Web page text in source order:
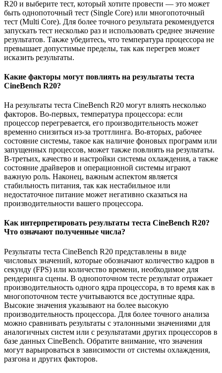
R20 и выберите тест, который хотите провести — это может
быть однопоточный тест (Single Core) или многопоточный
тест (Multi Core). Для более точного результата рекомендуется
запускать тест несколько раз и использовать среднее значение
результатов. Также убедитесь, что температура процессора не
превышает допустимые пределы, так как перегрев может
исказить результаты.
Какие факторы могут повлиять на результаты теста
CineBench R20?
На результаты теста CineBench R20 могут влиять несколько
факторов. Во-первых, температура процессора: если
процессор перегревается, его производительность может
временно снизиться из-за троттлинга. Во-вторых, рабочее
состояние системы, такое как наличие фоновых программ или
запущенных процессов, может также повлиять на результаты.
В-третьих, качество и настройки системы охлаждения, а также
состояние драйверов и операционной системы играют
важную роль. Наконец, важным аспектом является
стабильность питания, так как нестабильное или
недостаточное питание может негативно сказаться на
производительности вашего процессора.
Как интерпретировать результаты теста CineBench R20?
Что означают полученные числа?
Результаты теста CineBench R20 представлены в виде
числовых значений, которые обозначают количество кадров в
секунду (FPS) или количество времени, необходимое для
рендеринга сцены. В однопоточном тесте результат отражает
производительность одного ядра процессора, в то время как в
многопоточном тесте учитываются все доступные ядра.
Высокие значения указывают на более высокую
производительность процессора. Для более точного анализа
можно сравнивать результаты с эталонными значениями для
аналогичных систем или с результатами других процессоров в
базе данных CineBench. Обратите внимание, что значения
могут варьироваться в зависимости от системы охлаждения,
разгона и других факторов.